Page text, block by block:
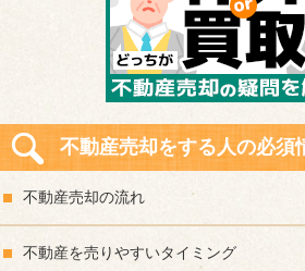
不動産売却をする人の必須
不動産売却の流れ
不動産を売りやすいタイミング